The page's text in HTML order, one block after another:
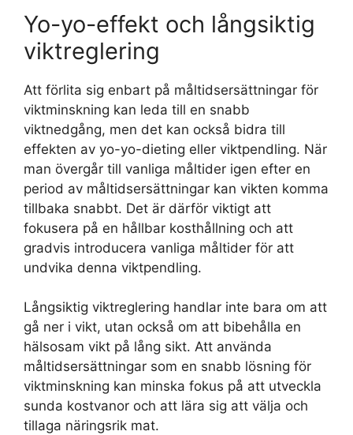
Yo-yo-effekt och långsiktig
viktreglering
Att förlita sig enbart på måltidsersättningar för
viktminskning kan leda till en snabb
viktnedgång, men det kan också bidra till
effekten av yo-yo-dieting eller viktpendling. När
man övergår till vanliga måltider igen efter en
period av måltidsersättningar kan vikten komma
tillbaka snabbt. Det är därför viktigt att
fokusera på en hållbar kosthållning och att
gradvis introducera vanliga måltider för att
undvika denna viktpendling.
Långsiktig viktreglering handlar inte bara om att
gå ner i vikt, utan också om att bibehålla en
hälsosam vikt på lång sikt. Att använda
måltidsersättningar som en snabb lösning för
viktminskning kan minska fokus på att utveckla
sunda kostvanor och att lära sig att välja och
tillaga näringsrik mat.